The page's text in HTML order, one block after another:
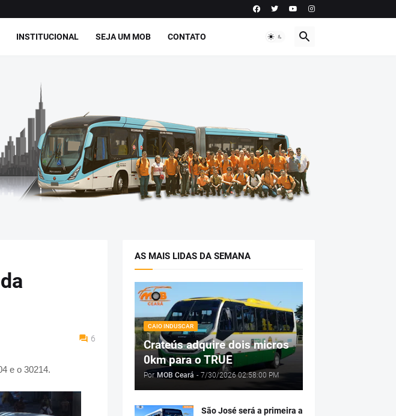
INSTITUCIONAL SEJA UM MOB CONTATO
6
e o 30214.
AS MAIS LIDAS DA SEMANA
CAIO INDUSCAR
Crateús adquire dois micros
0km para o TRUE
Por MOB Ceará - 7/30/2026 02:58:00 PM
São José será a primeira a